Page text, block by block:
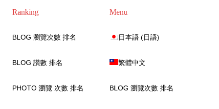
Ranking
BLOG 瀏覽次數 排名
BLOG 讚數 排名
PHOTO 瀏覽 次數 排名
Menu
日本語 (日語)
繁體中文
BLOG 瀏覽次數 排名